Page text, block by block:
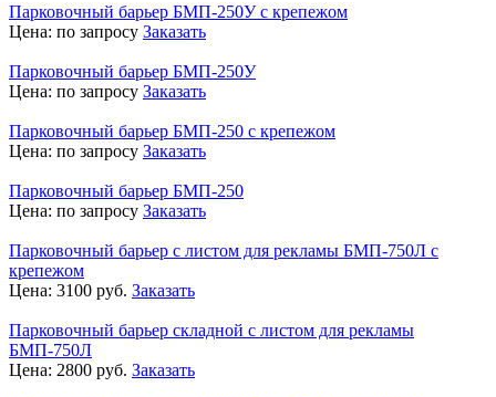
Парковочный барьер БМП-250У с крепежом
Цена: по запросу Заказать
Парковочный барьер БМП-250У
Цена: по запросу Заказать
Парковочный барьер БМП-250 с крепежом
Цена: по запросу Заказать
Парковочный барьер БМП-250
Цена: по запросу Заказать
Парковочный барьер с листом для рекламы БМП-750Л с
крепежом
Цена: 3100 руб. Заказать
Парковочный барьер складной с листом для рекламы
БМП-750Л
Цена: 2800 руб. Заказать